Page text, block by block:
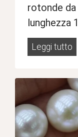
rotonde da
lunghezza
Leggi tutto
i
d
i
p